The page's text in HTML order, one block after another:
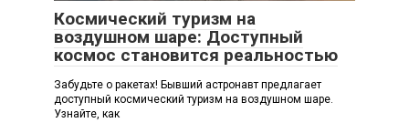
Космический туризм на
воздушном шаре: Доступный
космос становится реальностью
Забудьте о ракетах! Бывший астронавт предлагает
доступный космический туризм на воздушном шаре.
Узнайте, как